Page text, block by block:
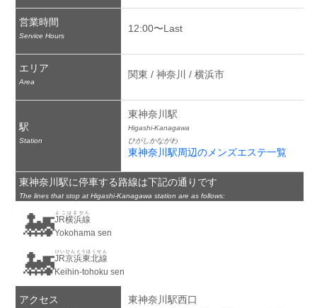
営業時間
Service Hours
12:00〜Last
エリア
Area
関東 / 神奈川 / 横浜市
駅
Station
東神奈川駅
Higashi-Kanagawa
ひがしかながわ
東神奈川駅周辺のメンズエステ一覧
東神奈川駅に停車する路線は下記の通りです
The lines that stop at Higashi-Kanagawa station are as follows:
🚂JR横浜線
よこはません
Yokohama sen
🚂JR京浜東北線
けいひんとうほくせん
Keihin-tohoku sen
アクセス 東神奈川駅西口